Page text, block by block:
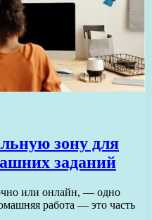
зону для
заданий
или онлайн, — одно
работа — это часть